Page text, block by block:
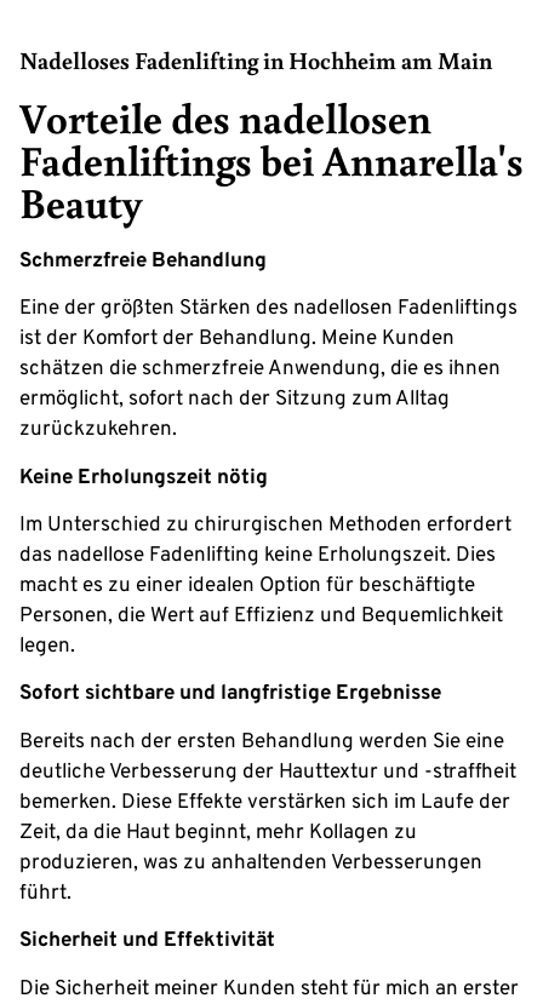
Nadelloses Fadenlifting in Hochheim am Main
Vorteile des nadellosen
Fadenliftings bei Annarella's
Beauty
Schmerzfreie Behandlung
Eine der größten Stärken des nadellosen Fadenliftings
ist der Komfort der Behandlung. Meine Kunden
schätzen die schmerzfreie Anwendung, die es ihnen
ermöglicht, sofort nach der Sitzung zum Alltag
zurückzukehren.
Keine Erholungszeit nötig
Im Unterschied zu chirurgischen Methoden erfordert
das nadellose Fadenlifting keine Erholungszeit. Dies
macht es zu einer idealen Option für beschäftigte
Personen, die Wert auf Effizienz und Bequemlichkeit
legen.
Sofort sichtbare und langfristige Ergebnisse
Bereits nach der ersten Behandlung werden Sie eine
deutliche Verbesserung der Hauttextur und -straffheit
bemerken. Diese Effekte verstärken sich im Laufe der
Zeit, da die Haut beginnt, mehr Kollagen zu
produzieren, was zu anhaltenden Verbesserungen
führt.
Sicherheit und Effektivität
Die Sicherheit meiner Kunden steht für mich an erster